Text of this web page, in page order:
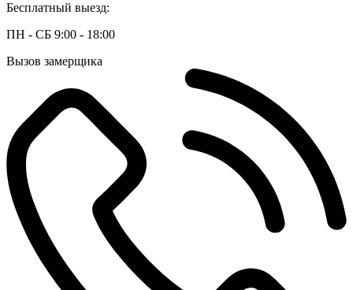
Бесплатный выезд:
ПН - СБ 9:00 - 18:00
Вызов замерщика